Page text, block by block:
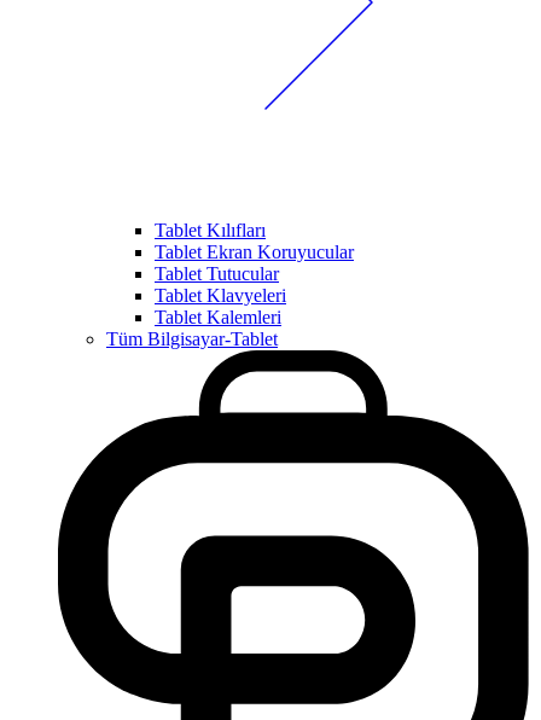
Tablet Kılıfları
Tablet Ekran Koruyucular
Tablet Tutucular
Tablet Klavyeleri
Tablet Kalemleri
Tüm Bilgisayar-Tablet